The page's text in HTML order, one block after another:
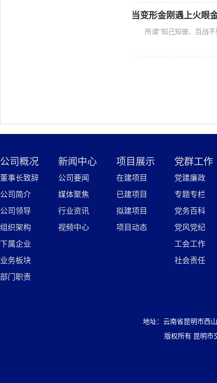
当变形金刚遇上火眼
所谓“知己知彼、百战
公司概况
董事长致辞
公司简介
公司领导
组织架构
下属企业
业务板块
部门职责
新闻中心
公司要闻
媒体聚焦
行业资讯
视频中心
项目展示
在建项目
已建项目
拟建项目
项目动态
党群工作
党建廉政
专题专栏
党务百科
党风党纪
工会工作
社会责任
地址：云南省昆明市西
版权所有 昆明市